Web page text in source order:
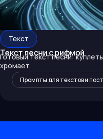
Текст
Текст песни с рифмой
Готовый текст песни:
хромает
Промпты для текстов и